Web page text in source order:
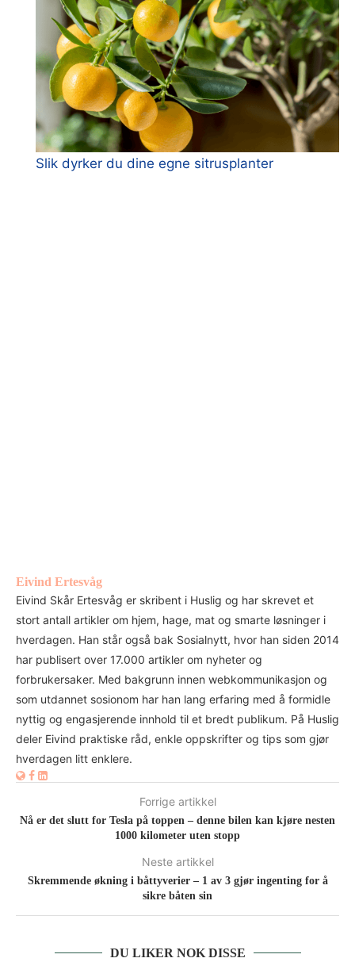
Slik dyrker du dine egne sitrusplanter
Eivind Ertesvåg
Eivind Skår Ertesvåg er skribent i Huslig og har skrevet et
stort antall artikler om hjem, hage, mat og smarte løsninger i
hverdagen. Han står også bak Sosialnytt, hvor han siden 2014
har publisert over 17.000 artikler om nyheter og
forbrukersaker. Med bakgrunn innen webkommunikasjon og
som utdannet sosionom har han lang erfaring med å formidle
nyttig og engasjerende innhold til et bredt publikum. På Huslig
deler Eivind praktiske råd, enkle oppskrifter og tips som gjør
hverdagen litt enklere.
Forrige artikkel
Nå er det slutt for Tesla på toppen – denne bilen kan kjøre nesten
1000 kilometer uten stopp
Neste artikkel
Skremmende økning i båttyverier – 1 av 3 gjør ingenting for å
sikre båten sin
DU LIKER NOK DISSE